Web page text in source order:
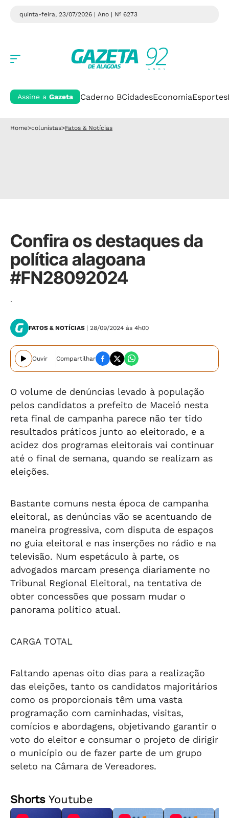
quinta-feira, 23/07/2026 | Ano | Nº 6273
Assine a Gazeta Caderno BCidadesEconomiaEsportes
Home>colunistas>Fatos & Notícias
Confira os destaques da
política alagoana
#FN28092024
.
FATOS & NOTÍCIAS | 28/09/2024 às 4h00
Ouvir Compartilhar
O volume de denúncias levado à população
pelos candidatos a prefeito de Maceió nesta
reta final de campanha parece não ter tido
resultados práticos junto ao eleitorado, e a
acidez dos programas eleitorais vai continuar
até o final de semana, quando se realizam as
eleições.
Bastante comuns nesta época de campanha
eleitoral, as denúncias vão se acentuando de
maneira progressiva, com disputa de espaços
no guia eleitoral e nas inserções no rádio e na
televisão. Num espetáculo à parte, os
advogados marcam presença diariamente no
Tribunal Regional Eleitoral, na tentativa de
obter concessões que possam mudar o
panorama político atual.
CARGA TOTAL
Faltando apenas oito dias para a realização
das eleições, tanto os candidatos majoritários
como os proporcionais têm uma vasta
programação com caminhadas, visitas,
comícios e abordagens, objetivando garantir o
voto do eleitor e consumar o projeto de dirigir
o município ou de fazer parte de um grupo
seleto na Câmara de Vereadores.
ShortsYoutube